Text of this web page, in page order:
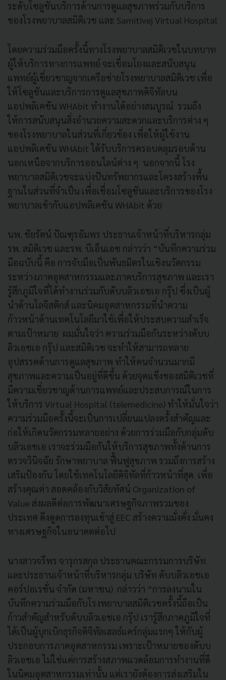
ระดับโซลูชันบริการด้านการดูแลสุขภาพร่วมกับบริการ
ของโรงพยาบาลสมิติเวช และ Samitivej Virtual Hospital
โดยความร่วมมือครั้งนี้ทางโรงพยาบาลสมิติเวชในบทบาท
ผู้ให้บริการทางการแพทย์ จะเชื่อมโยงและสนับสนุน
แพทย์ผู้เชี่ยวชาญจากเครือข่ายโรงพยาบาลสมิติเวช เพื่อ
ให้โซลูชันและบริการการดูแลสุขภาพดิจิทัลบน
แอปพลิเคชัน WHAbit ทำงานได้อย่างสมบูรณ์ รวมถึง
ให้การสนับสนุนสิ่งอำนวยความสะดวกและบริการต่าง ๆ
ของโรงพยาบาลในส่วนที่เกี่ยวข้อง เพื่อให้ผู้ใช้งาน
แอปพลิเคชัน WHAbit ได้รับบริการครอบคลุมรอบด้าน
นอกเหนือจากบริการออนไลน์ต่าง ๆ นอกจากนี้ โรง
พยาบาลสมิติเวชจะแบ่งปันทรัพยากรและโครงสร้างพื้น
ฐานในส่วนที่จำเป็น เพื่อเชื่อมโซลูชันและบริการของโรง
พยาบาลเข้ากับแอปพลิเคชัน WHAbit ด้วย
นพ. ชัยรัตน์ ปัณฑุรอัมพร ประธานเจ้าหน้าที่บริหารกลุ่ม
รพ. สมิติเวช และรพ. บีเอ็นเอช กล่าวว่า “บันทึกความร่วม
มือฉบับนี้ คือ การจับมือเป็นพันธมิตรในเชิงนวัตกรรม
ระหว่างภาคอุตสาหกรรมและภาคบริการสุขภาพ และเรา
รู้สึกภูมิใจที่ได้ทำงานร่วมกับดับบลิวเอชเอ กรุ๊ป ซึ่งเป็นผู้
นำด้านโลจิสติกส์ และนิคมอุตสาหกรรมที่นำความ
ก้าวหน้าด้านเทคโนโลยีมาใช้เพื่อให้ประสบความสำเร็จ
ตามเป้าหมาย ผมมั่นใจว่า ความร่วมมือกันระหว่างดับบ
ลิวเอชเอ กรุ๊ป และสมิติเวช จะทำให้สามารถทลาย
อุปสรรคด้านการดูแลสุขภาพ ทำให้คนจำนวนมากมี
สุขภาพและความเป็นอยู่ที่ดีขึ้น ด้วยจุดแข็งของสมิติเวชที่
มีความเชี่ยวชาญด้านการแพทย์และประสบการณ์ในการ
ให้บริการ Virtual Hospital (telemedicine) ทำให้มั่นใจว่า
ความร่วมมือครั้งนี้จะเป็นการเปลี่ยนแปลงครั้งสำคัญและ
ก่อให้เกิดนวัตกรรมหลายอย่าง ด้วยการร่วมมือกับกลุ่มดับ
บลิวเอชเอ เราจะร่วมมือกันให้บริการสุขภาพทั้งด้านการ
ตรวจวินิจฉัย รักษาพยาบาล ฟื้นฟูสุขภาพ รวมถึงการสร้าง
เสริมป้องกัน โดยใช้เทคโนโลยีดิจิทัลที่ก้าวหน้าที่สุด เพื่อ
สร้างคุณค่า สอดคล้องกับวิสัยทัศน์ Organization of
Value ส่งผลดีต่อการพัฒนาเศรษฐกิจภาพรวมของ
ประเทศ ดึงดูดการลงทุนเข้าสู่ EEC สร้างความมั่งคั่ง มั่นคง
ทางเศรษฐกิจในอนาคตต่อไป
นางสาวจรีพร จารุกรสกุล ประธานคณะกรรมการบริษัท
และประธานเจ้าหน้าที่บริหารกลุ่ม บริษัท ดับบลิวเอชเอ
คอร์ปอเรชั่น จำกัด (มหาชน) กล่าวว่า “การลงนามใน
บันทึกความร่วมมือกับโรงพยาบาลสมิติเวชครั้งนี้ถือเป็น
ก้าวสำคัญสำหรับดับบลิวเอชเอ กรุ๊ป เรารู้สึกภาคภูมิใจที่
ได้เป็นผู้บุกเบิกธุรกิจดิจิทัลเฮลธ์แคร์กลุ่มแรกๆ ให้กับผู้
ประกอบการภาคอุตสาหกรรม เพราะเป้าหมายของดับบ
ลิวเอชเอ ไม่ใช่แค่การสร้างสภาพแวดล้อมการทำงานที่ดี
ในนิคมอุตสาหกรรมเท่านั้น แต่เรายังต้องการส่งเสริมใน